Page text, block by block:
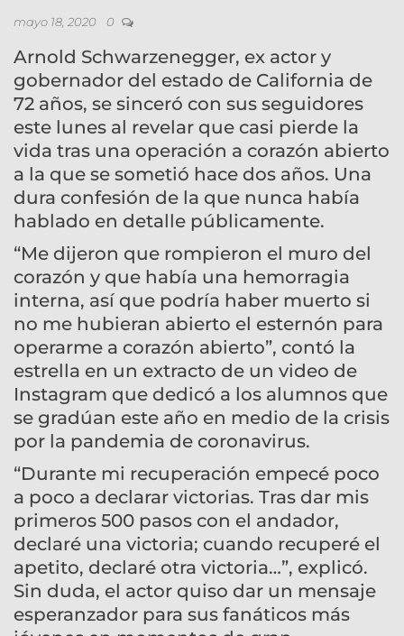
mayo 18, 2020 0
Arnold Schwarzenegger, ex actor y
gobernador del estado de California de
72 años, se sinceró con sus seguidores
este lunes al revelar que casi pierde la
vida tras una operación a corazón abierto
a la que se sometió hace dos años. Una
dura confesión de la que nunca había
hablado en detalle públicamente.
“Me dijeron que rompieron el muro del
corazón y que había una hemorragia
interna, así que podría haber muerto si
no me hubieran abierto el esternón para
operarme a corazón abierto”, contó la
estrella en un extracto de un video de
Instagram que dedicó a los alumnos que
se gradúan este año en medio de la crisis
por la pandemia de coronavirus.
“Durante mi recuperación empecé poco
a poco a declarar victorias. Tras dar mis
primeros 500 pasos con el andador,
declaré una victoria; cuando recuperé el
apetito, declaré otra victoria…”, explicó.
Sin duda, el actor quiso dar un mensaje
esperanzador para sus fanáticos más